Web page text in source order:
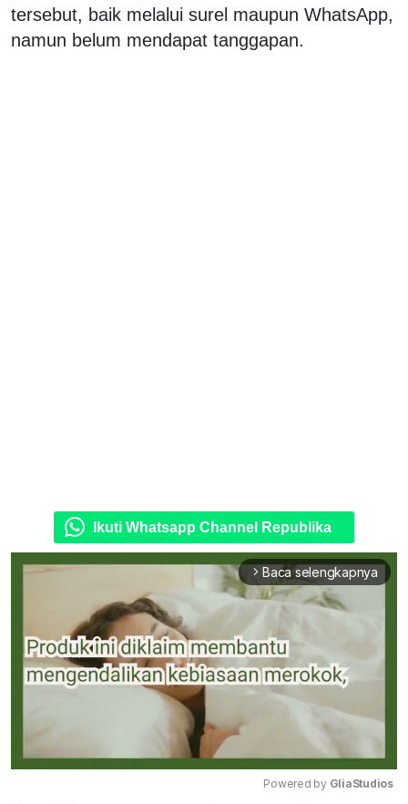
tersebut, baik melalui surel maupun WhatsApp,
namun belum mendapat tanggapan.
Ikuti Whatsapp Channel Republika
arrow_forward_ios Baca selengkapnya
Powered by GliaStudios